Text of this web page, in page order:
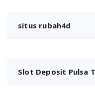
situs rubah4d
Slot Deposit Pulsa